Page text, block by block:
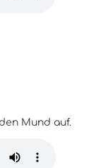
Mund auf.